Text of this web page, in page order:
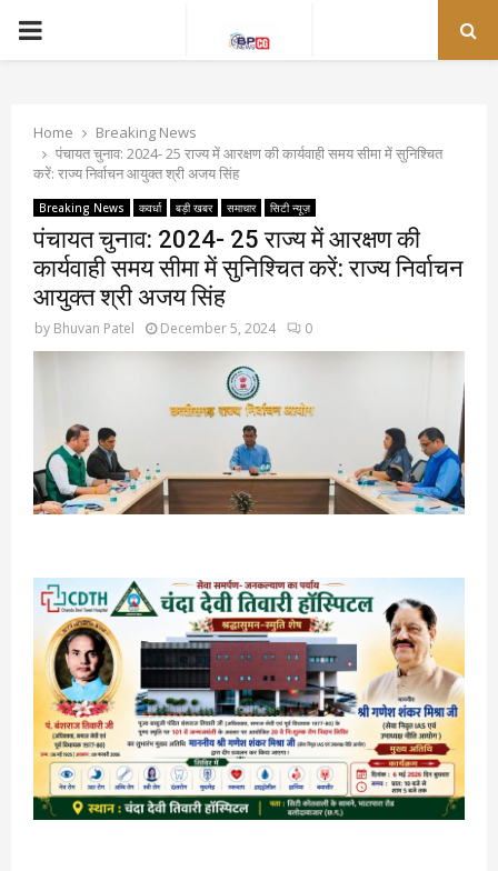
PRIMARY
Home
Breaking News
पंचायत चुनाव: 2024- 25 राज्य में आरक्षण की कार्यवाही समय सीमा में सुनिश्चित
करें: राज्य निर्वाचन आयुक्त श्री अजय सिंह
Breaking News कवर्धा बड़ी खबर समाचार सिटी न्यूज़
पंचायत चुनाव: 2024- 25 राज्य में आरक्षण की
कार्यवाही समय सीमा में सुनिश्चित करें: राज्य निर्वाचन
आयुक्त श्री अजय सिंह
by Bhuvan Patel December 5, 2024 0